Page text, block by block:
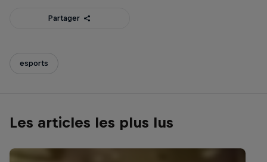
Partager
esports
Les articles les plus lus